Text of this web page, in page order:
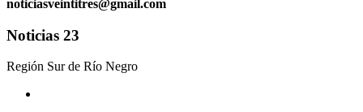
noticiasveintitres@gmail.com
Noticias 23
Región Sur de Río Negro